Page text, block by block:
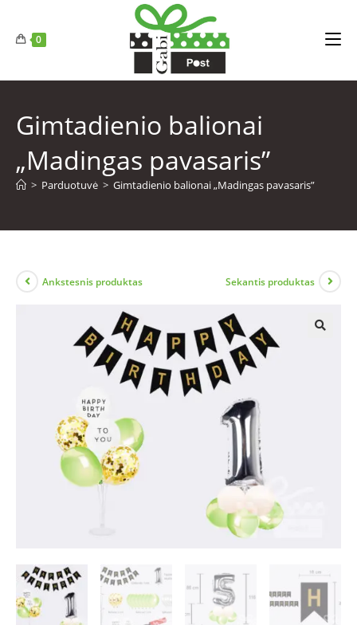
0
Gimtadienio balionai
„Madingas pavasaris”
> Parduotuvė > Gimtadienio balionai „Madingas pavasaris”
Ankstesnis produktas Sekantis produktas